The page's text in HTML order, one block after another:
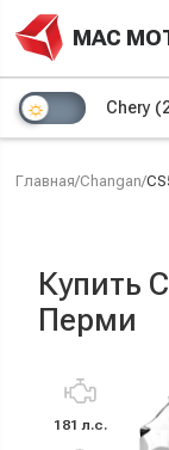
МАС
Chery
Главная/Changan/
Купить
Перми
181 л.с.